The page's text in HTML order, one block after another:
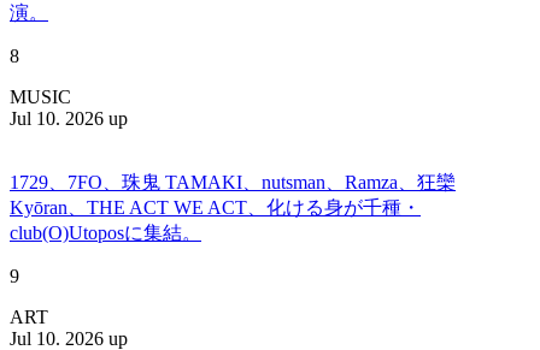
演。
8
MUSIC
Jul 10. 2026 up
1729、7FO、珠鬼 TAMAKI、nutsman、Ramza、狂欒
Kyōran、THE ACT WE ACT、化ける身が千種・
club(O)Utoposに集結。
9
ART
Jul 10. 2026 up